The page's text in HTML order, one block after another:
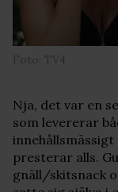
Foto: TV4
Nja, det var en
som levererar
presterar alls.
gnäll/skitsnack